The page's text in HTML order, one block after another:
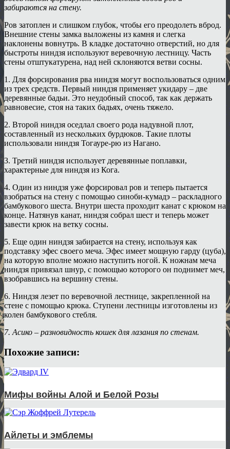
забираются на стену.
Ров затоплен и слишком глубок, чтобы его преодолеть вброд.
Внешние стены замка выложены из камня и слегка
наклонены вовнутрь. В кладке достаточно отверстий, но для
быстроты ниндзя используют веревочную лестницу. Часть
стены отштукатурена, над ней склоняются ветви сосны.
1. Для форсирования рва ниндзя могут воспользоваться одним
из трех средств. Первый ниндзя применяет укидару – две
деревянные бадьи. Это неудобный способ, так как держать
равновесие, стоя на таких бадьях, очень тяжело.
2. Второй ниндзя оседлал своего рода надувной плот,
составленный из нескольких бурдюков. Такие плоты
использовали ниндзя Тогауре-рю из Нагано.
3. Третий ниндзя использует деревянные поплавки,
характерные для ниндзя из Кога.
4. Один из ниндзя уже форсировал ров и теперь пытается
взобраться на стену с помощью синоби-кумадэ – раскладного
бамбукового шеста. Внутри шеста проходит канат с крюком на
конце. Натянув канат, ниндзя собрал шест и теперь может
завести крюк на ветку сосны.
5. Еще один ниндзя забирается на стену, используя как
подставку эфес своего меча. Эфес имеет мощную гарду (цуба),
на которую вполне можно наступить ногой. К ножнам меча
ниндзя привязал шнур, с помощью которого он поднимет меч,
взобравшись на вершину стены.
6. Ниндзя лезет по веревочной лестнице, закрепленной на
стене с помощью крюка. Ступени лестницы изготовлены из
колен бамбукового стебля.
7. Асико – разновидность кошек для лазания по стенам.
Похожие записи:
Мифы войны Алой и Белой Розы
Айлеты и эмблемы